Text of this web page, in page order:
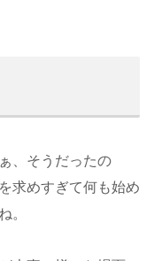
、そうだったの
求めすぎて何も始め
。